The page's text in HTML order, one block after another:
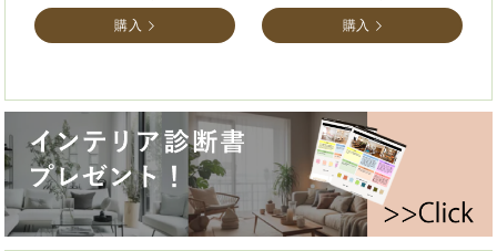
購入 購入